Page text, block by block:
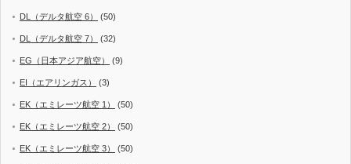
DL（デルタ航空 6） (50)
DL（デルタ航空 7） (32)
EG（日本アジア航空） (9)
EI（エアリンガス） (3)
EK（エミレーツ航空 1） (50)
EK（エミレーツ航空 2） (50)
EK（エミレーツ航空 3） (50)